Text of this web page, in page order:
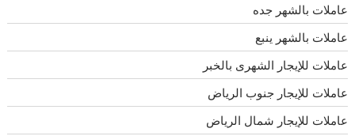
عاملات بالشهر جده
عاملات بالشهر ينبع
عاملات للإيجار الشهرى بالخبر
عاملات للإيجار جنوب الرياض
عاملات للإيجار شمال الرياض